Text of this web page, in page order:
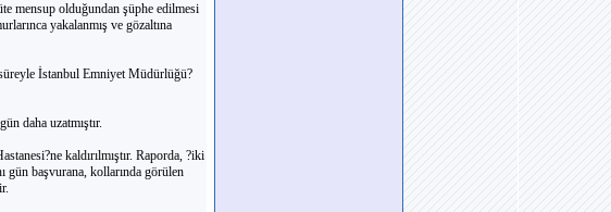
mensup olduğundan şüphe edilmesi
yakalanmış ve gözaltına
İstanbul Emniyet Müdürlüğü?
daha uzatmıştır.
kaldırılmıştır. Raporda, ?iki
gün başvurana, kollarında görülen